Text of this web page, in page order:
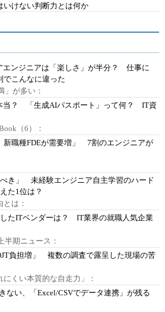
いけない判断力とは何か
エンジニアは「楽しさ」が半分？ 仕事に
でこんなに違った
」が多い：
当？ 「生成AIパスポート」って何？ IT資
（6）：
新職種FDEが需要増」 7割のエンジニアが
き」 未経験エンジニア自主学習のハード
た1位は？
とは：
たITベンダーは？ IT業界の就職人気企業
半期ニュース：
負担増」 複数の調査で露呈した現場の苦
くい本質的な自走力」：
ない、「Excel/CSVでデータ連携」が残る